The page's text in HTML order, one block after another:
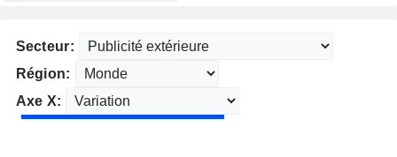
Secteur:
Région:
Axe X: